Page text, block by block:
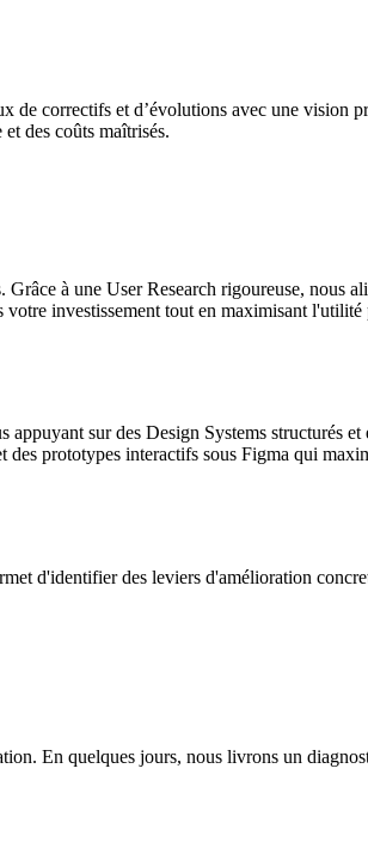
de correctifs et d’évolutions avec une vision
des coûts maîtrisés.
à une User Research rigoureuse, nous
investissement tout en maximisant l'utilité
sur des Design Systems structurés
prototypes interactifs sous Figma qui
d'identifier des leviers d'amélioration
En quelques jours, nous livrons un